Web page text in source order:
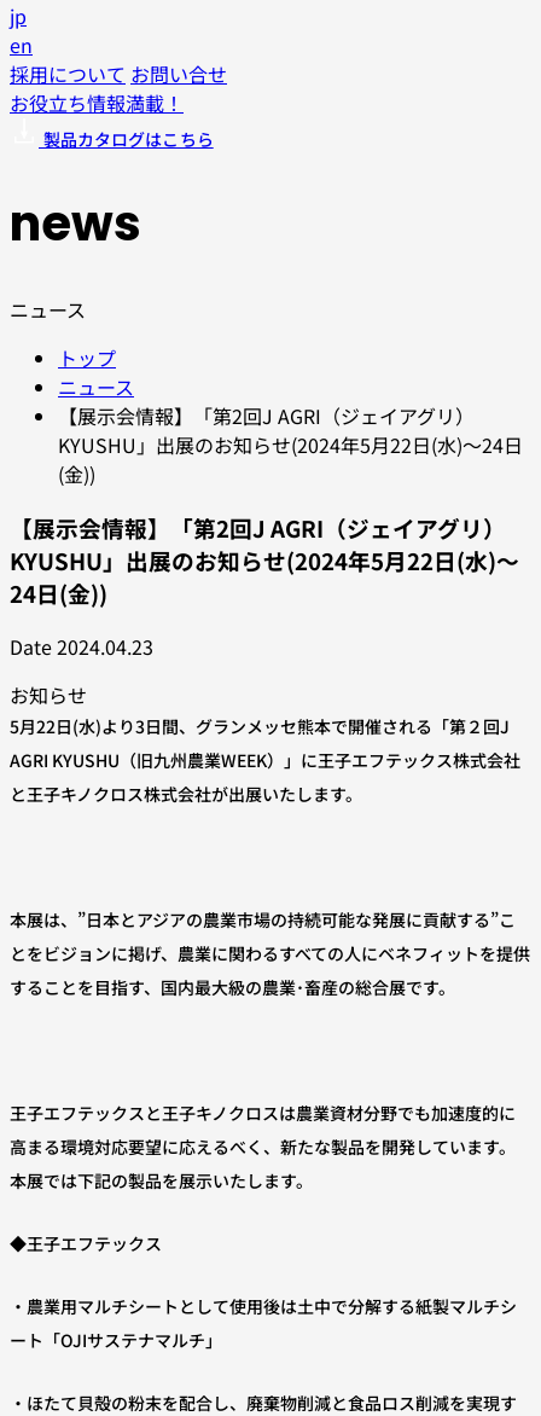
jp
en
採用について お問い合せ
お役立ち情報満載！
製品カタログはこちら
news
ニュース
トップ
ニュース
【展示会情報】「第2回J AGRI（ジェイアグリ）
KYUSHU」出展のお知らせ(2024年5月22日(水)～24日
(金))
【展示会情報】「第2回J AGRI（ジェイアグリ）
KYUSHU」出展のお知らせ(2024年5月22日(水)～
24日(金))
Date2024.04.23
お知らせ
5月22日(水)より3日間、グランメッセ熊本で開催される「第２回J
AGRI KYUSHU（旧九州農業WEEK）」に王子エフテックス株式会社
と王子キノクロス株式会社が出展いたします。
本展は、”日本とアジアの農業市場の持続可能な発展に貢献する”こ
とをビジョンに掲げ、農業に関わるすべての人にベネフィットを提供
することを目指す、国内最大級の農業･畜産の総合展です。
王子エフテックスと王子キノクロスは農業資材分野でも加速度的に
高まる環境対応要望に応えるべく、新たな製品を開発しています。
本展では下記の製品を展示いたします。
◆王子エフテックス
・農業用マルチシートとして使用後は土中で分解する紙製マルチシ
ート「OJIサステナマルチ」
・ほたて貝殻の粉末を配合し、廃棄物削減と食品ロス削減を実現す